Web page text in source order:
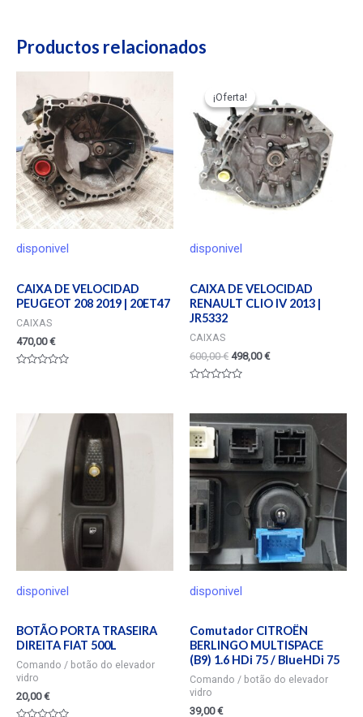
Productos relacionados
disponivel
CAIXA DE VELOCIDAD
PEUGEOT 208 2019 | 20ET47
CAIXAS
470,00€
¡Oferta!
disponivel
¡Oferta!
CAIXA DE VELOCIDAD
RENAULT CLIO IV 2013 |
JR5332
CAIXAS
600,00€ 498,00€
5
disponivel
BOTÃO PORTA TRASEIRA
DIREITA FIAT 500L
Comando / botão do elevador
vidro
20,00€
disponivel
Comutador CITROËN
BERLINGO MULTISPACE
(B9) 1.6 HDi 75 / BlueHDi 75
Comando / botão do elevador
vidro
39,00€